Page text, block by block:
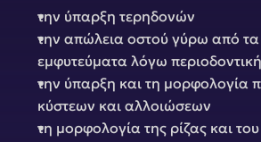
την ύπαρξη τερηδονών
την απώλεια οστού γύρω από τα
εμφυτεύματα λόγω
την ύπαρξη και τη μορφολογία
κύστεων και αλλοιώσεων
τη μορφολογία της ρίζας και